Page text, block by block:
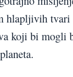
hlapljivih tvari
koji bi mogli